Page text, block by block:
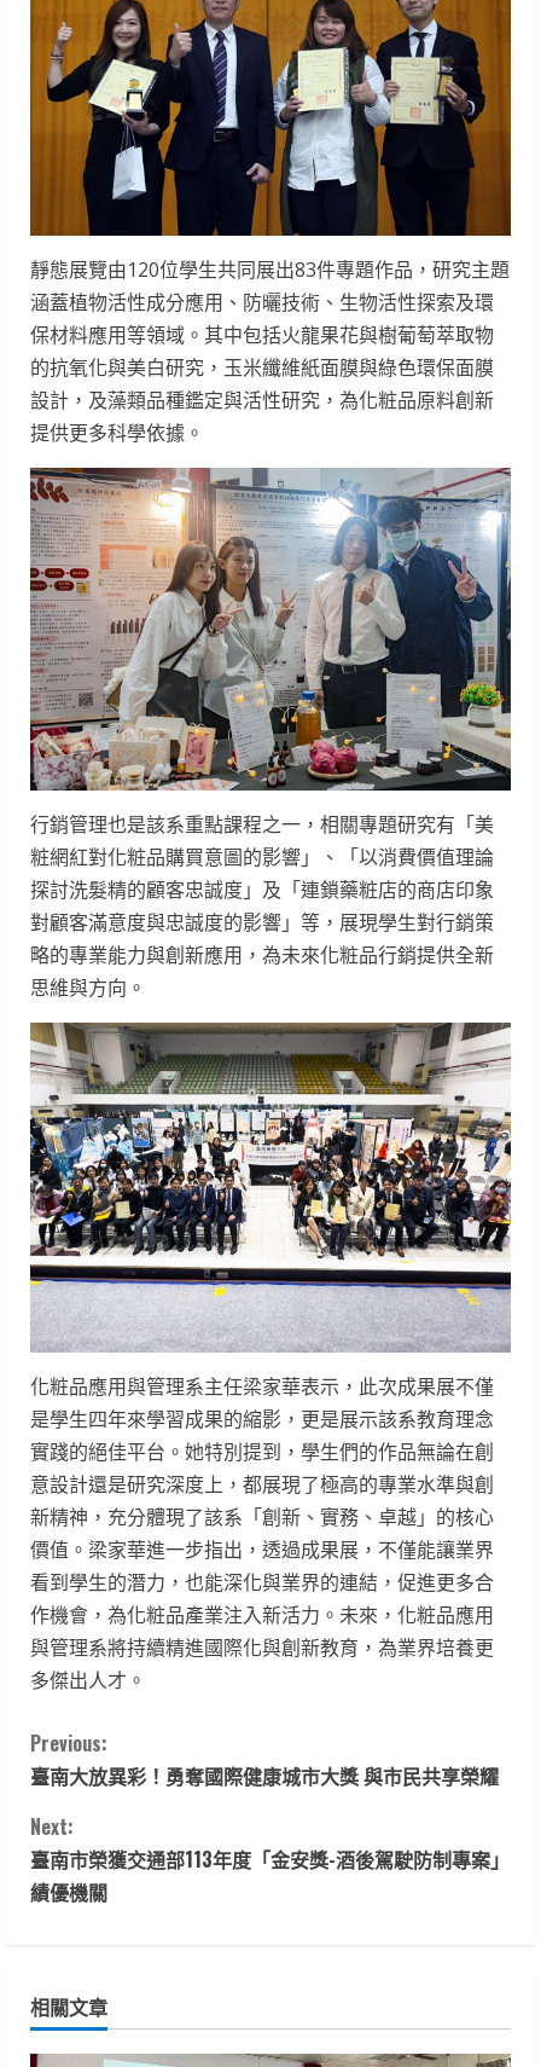
靜態展覽由120位學生共同展出83件專題作品，研究主題
涵蓋植物活性成分應用、防曬技術、生物活性探索及環
保材料應用等領域。其中包括火龍果花與樹葡萄萃取物
的抗氧化與美白研究，玉米纖維紙面膜與綠色環保面膜
設計，及藻類品種鑑定與活性研究，為化粧品原料創新
提供更多科學依據。
行銷管理也是該系重點課程之一，相關專題研究有「美
粧網紅對化粧品購買意圖的影響」、「以消費價值理論
探討洗髮精的顧客忠誠度」及「連鎖藥粧店的商店印象
對顧客滿意度與忠誠度的影響」等，展現學生對行銷策
略的專業能力與創新應用，為未來化粧品行銷提供全新
思維與方向。
化粧品應用與管理系主任梁家華表示，此次成果展不僅
是學生四年來學習成果的縮影，更是展示該系教育理念
實踐的絕佳平台。她特別提到，學生們的作品無論在創
意設計還是研究深度上，都展現了極高的專業水準與創
新精神，充分體現了該系「創新、實務、卓越」的核心
價值。梁家華進一步指出，透過成果展，不僅能讓業界
看到學生的潛力，也能深化與業界的連結，促進更多合
作機會，為化粧品產業注入新活力。未來，化粧品應用
與管理系將持續精進國際化與創新教育，為業界培養更
多傑出人才。
C
o
n
t
n
u
Previous:
臺南大放異彩！勇奪國際健康城市大獎 與市民共享榮耀
Next:
臺南市榮獲交通部113年度「金安獎-酒後駕駛防制專案」
績優機關
相關文章